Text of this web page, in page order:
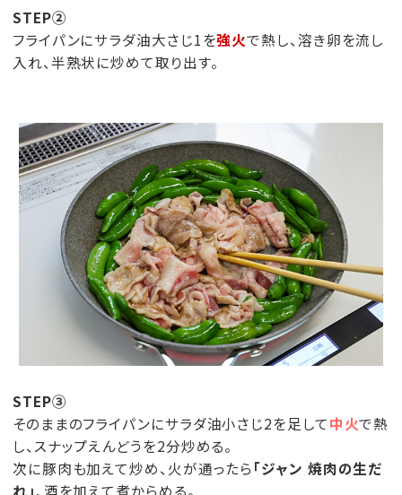
STEP②
フライパンにサラダ油大さじ1を強火で熱し、溶き卵を流し
入れ、半熟状に炒めて取り出す。
STEP③
そのままのフライパンにサラダ油小さじ2を足して中火で熱
し、スナップえんどうを2分炒める。
次に豚肉も加えて炒め、火が通ったら「ジャン 焼肉の生だ
れ」、酒を加えて煮からめる。